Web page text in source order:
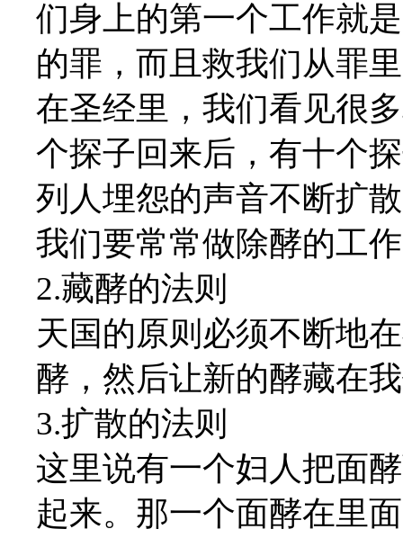
们身上的第一个工作就
的罪，而且救我们从罪
在圣经里，我们看见很
个探子回来后，有十个
列人埋怨的声音不断扩
我们要常常做除酵的工
2.藏酵的法则
天国的原则必须不断地
酵，然后让新的酵藏在
3.扩散的法则
这里说有一个妇人把面
起来。那一个面酵在里